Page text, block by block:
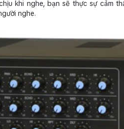
khi nghe, bạn sẽ thực sự cảm
nghe.